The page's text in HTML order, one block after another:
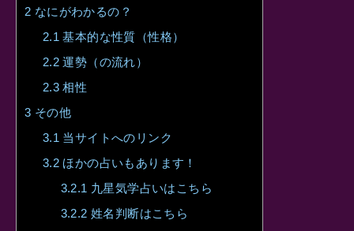
2 なにがわかるの？
2.1 基本的な性質（性格）
2.2 運勢（の流れ）
2.3 相性
3 その他
3.1 当サイトへのリンク
3.2 ほかの占いもあります！
3.2.1 九星気学占いはこちら
3.2.2 姓名判断はこちら